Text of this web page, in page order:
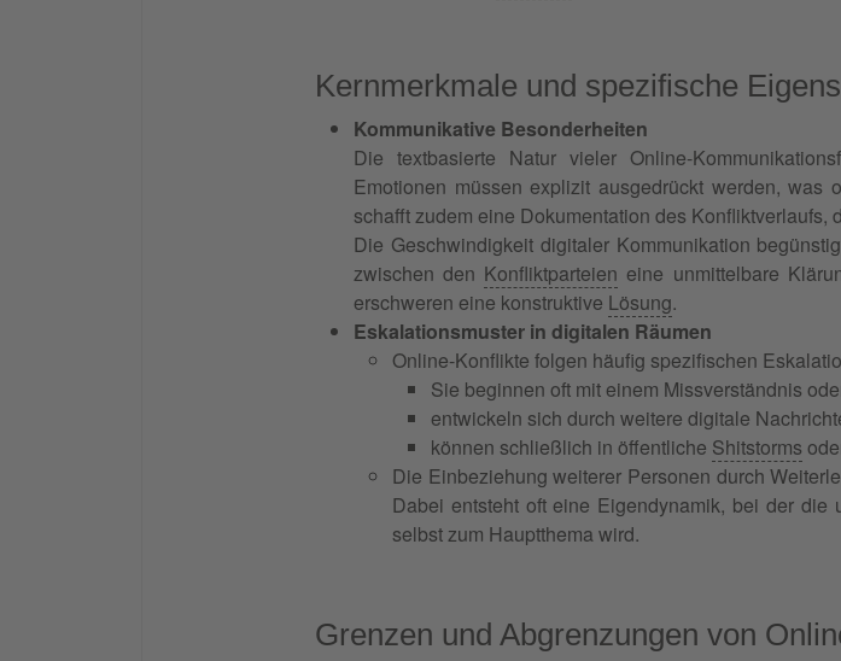
Kernmerkmale und spezifische
Kommunikative Besonderheiten
Die textbasierte Natur vieler Online-
Emotionen müssen explizit ausgedrückt werden, was
schafft zudem eine Dokumentation des
Die Geschwindigkeit digitaler Kommunikation
zwischen den Konfliktparteien eine unmittelbare
erschweren eine konstruktive Lösung.
Eskalationsmuster in digitalen Räumen
Online-Konflikte folgen häufig spezifischen
Sie beginnen oft mit einem Missverständnis
entwickeln sich durch weitere digitale
können schließlich in öffentliche Shitstorms
Die Einbeziehung weiterer Personen durch
Dabei entsteht oft eine Eigendynamik, bei der die
selbst zum Hauptthema wird.
Grenzen und Abgrenzungen von